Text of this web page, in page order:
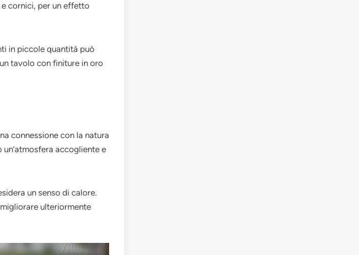
cornici, per un effetto
in piccole quantità può
tavolo con finiture in oro
connessione con la natura
accogliente e
un senso di calore.
ulteriormente